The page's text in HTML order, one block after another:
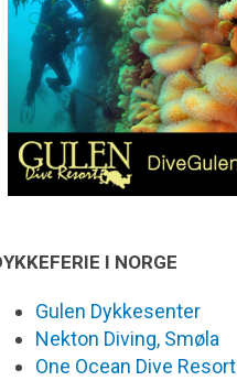
I NORGE
Gulen Dykkesenter
Nekton Diving, Smøla
One Ocean Dive Resort